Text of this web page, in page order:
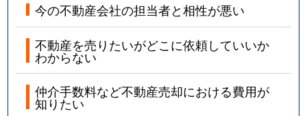
今の不動産会社の担当者と相性が悪い
不動産を売りたいがどこに依頼していいか
わからない
仲介手数料など不動産売却における費用が
知りたい